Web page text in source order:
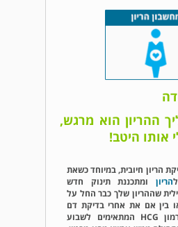
ההריון הוא מרגש,
אותו היטב!
הריון חיובית, במיוחד כשאת
הריון ומתכננת תינוק חדש
שההריון שלך כבר החל על
בין אם את אחרי בדיקת דם
שאישר ערכי ההורמון HCG המתאימים לשבוע